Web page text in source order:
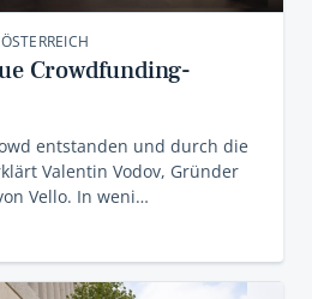
Crowdfunding-
entstanden und durch die
Valentin Vodov, Gründer
Vello. In weni…